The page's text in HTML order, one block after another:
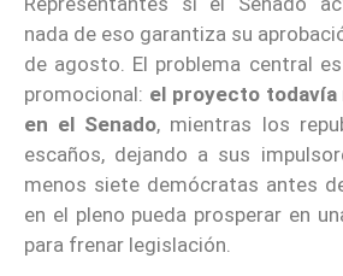
nada de eso garantiza su
de agosto. El problema central es
promocional: el proyecto
en el Senado, mientras los
escaños, dejando a sus
menos siete demócratas antes
en el pleno pueda prosperar en
para frenar legislación.